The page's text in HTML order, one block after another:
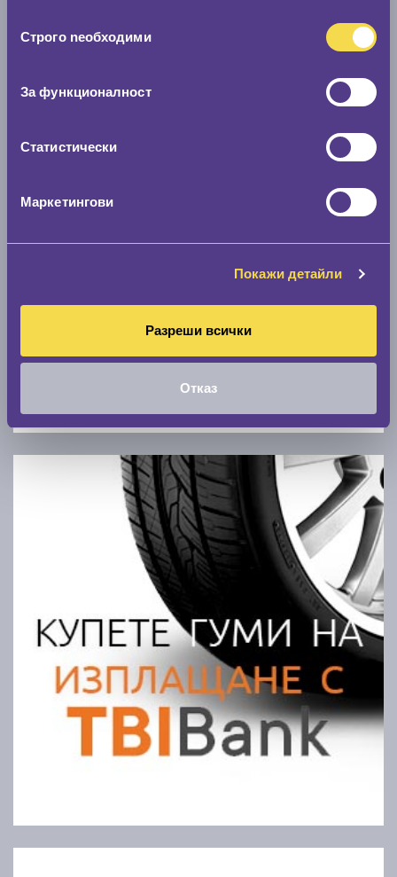
наСтрого nеобходими
За функционалност
Статистически
Маркетингови
Покажи детайли
Разреши всички
Отказ
По марка автомобил